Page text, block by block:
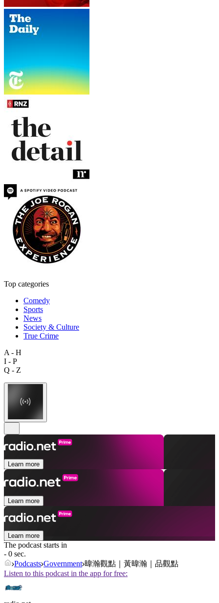
Top categories
Comedy
Sports
News
Society & Culture
True Crime
A - H
I - P
Q - Z
Learn more
Learn more
Learn more
The podcast starts in
- 0 sec.
Podcasts Government 暐瀚觀點｜黃暐瀚｜品觀點
Listen to this podcast in the app for free: